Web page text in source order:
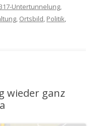
Untertunnelung,
, Ortsbild, Politik,
wieder ganz